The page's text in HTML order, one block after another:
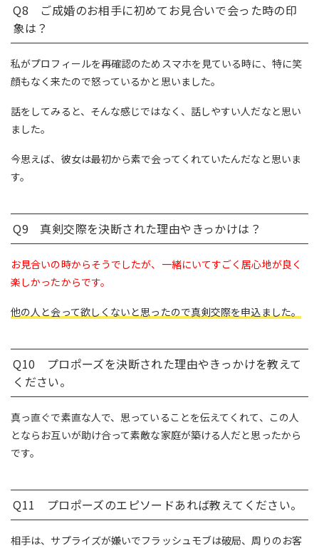
Q8 ご成婚のお相手に初めてお見合いで会った時の印
象は？
私がプロフィールを再確認のためスマホを見ている時に、特に笑
顔もなく来たので怒っているかと思いました。
話をしてみると、そんな感じではなく、話しやすい人だなと思い
ました。
今思えば、彼女は最初から素で会ってくれていたんだなと思いま
す。
Q9 真剣交際を決断された理由やきっかけは？
お見合いの時からそうでしたが、一緒にいてすごく居心地が良く
楽しかったからです。
他の人と会って欲しくないと思ったので真剣交際を申込ました。
Q10 プロポーズを決断された理由やきっかけを教えて
ください。
真っ直ぐで素直な人で、思っていることを伝えてくれて、この人
とならお互いが助け合って素敵な家庭が築ける人だと思ったから
です。
Q11 プロポーズのエピソードあれば教えてください。
相手は、サプライズが嫌いでフラッシュモブは破局、周りのお客